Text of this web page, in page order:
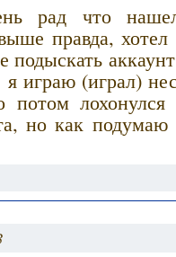
рад что
правда,
играю (играл)
но как подумаю